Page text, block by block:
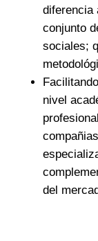
diferencia
conjunto
sociales;
nivel
del